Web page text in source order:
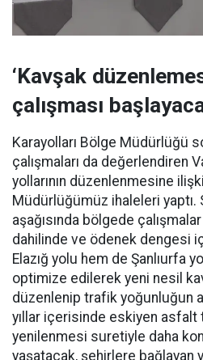
‘Kavşak
çalışması
Karayolları Bölge Müdürlüğü
çalışmaları da değerlendiren
yollarının düzenlenmesine
Müdürlüğümüz ihaleleri yaptı.
aşağısında bölgede
dahilinde ve ödenek dengesi
Elazığ yolu hem de Şanlıurfa
optimize edilerek yeni nesil
düzenlenip trafik yoğunluğun
yıllar içerisinde eskiyen asfalt
yenilenmesi suretiyle daha
yaşatacak, şehirlere bağlayan